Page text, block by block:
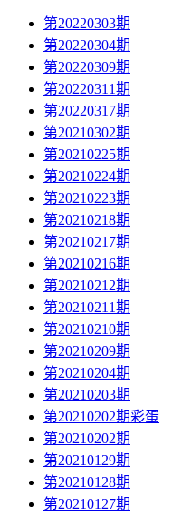
第20220303期
第20220304期
第20220309期
第20220311期
第20220317期
第20210302期
第20210225期
第20210224期
第20210223期
第20210218期
第20210217期
第20210216期
第20210212期
第20210211期
第20210210期
第20210209期
第20210204期
第20210203期
第20210202期彩蛋
第20210202期
第20210129期
第20210128期
第20210127期